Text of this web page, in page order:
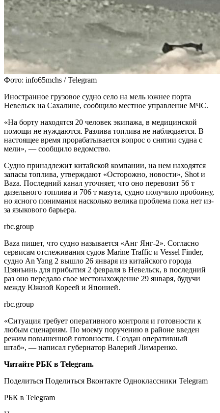
Фото: info65mchs / Telegram
Иностранное грузовое судно село на мель южнее порта
Невельск на Сахалине, сообщило местное управление МЧС.
«На борту находятся 20 человек экипажа, в медицинской
помощи не нуждаются. Разлива топлива не наблюдается. В
настоящее время прорабатывается вопрос о снятии судна с
мели», — сообщило ведомство.
Судно принадлежит китайской компании, на нем находятся
запасы топлива, утверждают «Осторожно, новости», Shot и
Baza. Последний канал уточняет, что оно перевозит 56 т
дизельного топлива и 706 т мазута, судно получило пробоину,
но ясного понимания насколько велика проблема пока нет из-
за языкового барьера.
rbc.group
Baza пишет, что судно называется «Анг Янг-2». Согласно
сервисам отслеживания судов Marine Traffic и Vessel Finder,
судно An Yang 2 вышло 26 января из китайского города
Цзянъинь для прибытия 2 февраля в Невельск, в последний
раз оно передало свое местонахождение 29 января, будучи
между Южной Кореей и Японией.
rbc.group
«Ситуация требует оперативного контроля и готовности к
любым сценариям. По моему поручению в районе введен
режим повышенной готовности. Создан оперативный
штаб», — написал губернатор Валерий Лимаренко.
Читайте РБК в Telegram.
Поделиться Поделиться Вконтакте Одноклассники Telegram
РБК в Telegram